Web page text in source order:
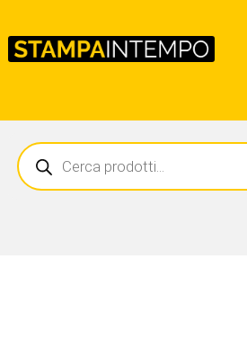
Ricerca
prodotti